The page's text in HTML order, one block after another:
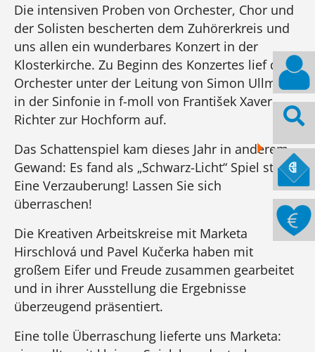
Die intensiven Proben von Orchester, Chor und
der Solisten bescherten dem Zuhörerkreis und
uns allen ein wunderbares Konzert in der
Klosterkirche. Zu Beginn des Konzertes lief das
Orchester unter der Leitung von Simon Ullmann
in der Sinfonie in f-moll von František Xaver
Richter zur Hochform auf.
Das Schattenspiel kam dieses Jahr in anderem
Gewand: Es fand als „Schwarz-Licht“ Spiel statt.
Eine Verzauberung! Lassen Sie sich
überraschen!
Die Kreativen Arbeitskreise mit Marketa
Hirschlová und Pavel Kučerka haben mit
großem Eifer und Freude zusammen gearbeitet
und in ihrer Ausstellung die Ergebnisse
überzeugend präsentiert.
Eine tolle Überraschung lieferte uns Marketa: